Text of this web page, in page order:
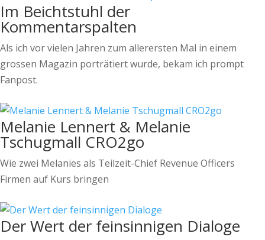
Im Beichtstuhl der
Kommentarspalten
Als ich vor vielen Jahren zum allerersten Mal in einem
grossen Magazin porträtiert wurde, bekam ich prompt
Fanpost.
Melanie Lennert & Melanie
Tschugmall CRO2go
Wie zwei Melanies als Teilzeit-Chief Revenue Officers
Firmen auf Kurs bringen
Der Wert der feinsinnigen Dialoge